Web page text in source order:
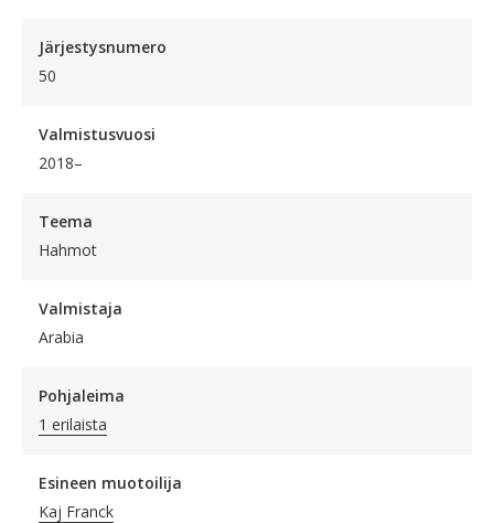
Järjestysnumero
50
Valmistusvuosi
2018–
Teema
Hahmot
Valmistaja
Arabia
Pohjaleima
1 erilaista
Esineen muotoilija
Kaj Franck